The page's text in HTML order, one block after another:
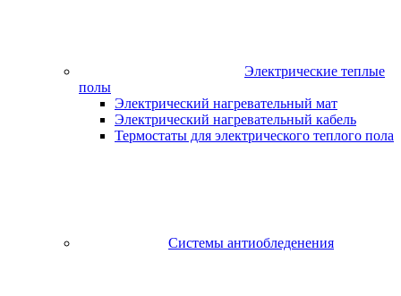
Электрические теплые
полы
Электрический нагревательный мат
Электрический нагревательный кабель
Термостаты для электрического теплого пола
Системы антиобледенения